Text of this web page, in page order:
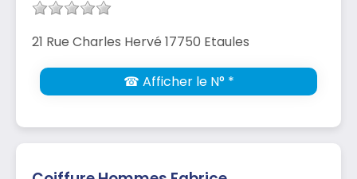
21 Rue Charles Hervé 17750 Etaules
☎ Afficher le N° *